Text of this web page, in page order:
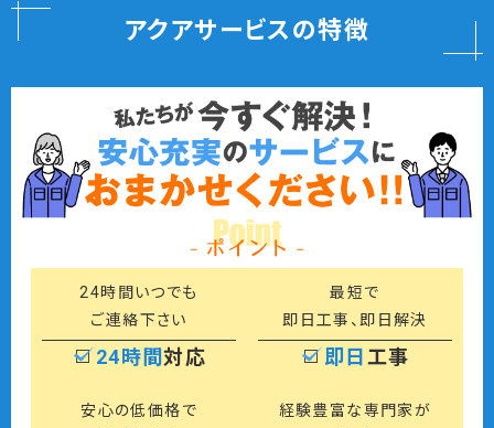
アクアサービスの特徴
24時間対応
24時間いつでも
ご連絡下さい
即日 工事
最短で
即日工事、即日解決
安心の低価格で
経験豊富な専門家が